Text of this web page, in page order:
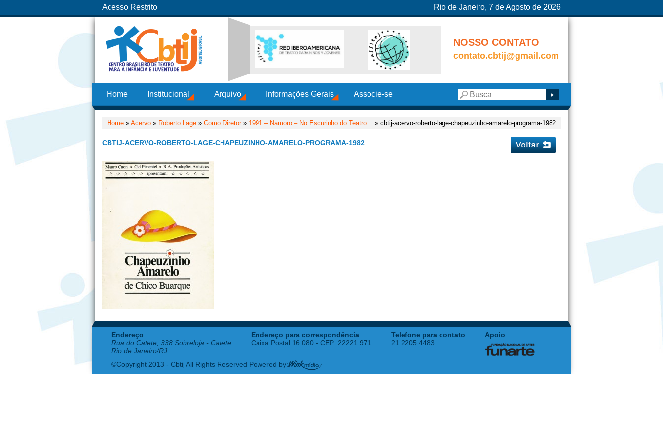
Acesso Restrito Rio de Janeiro, 7 de Agosto de 2026
NOSSO CONTATO
contato.cbtij@gmail.com
Home Institucional Arquivo Informações Gerais Associe-se
Home » Acervo » Roberto Lage » Como Diretor» 1991 – Namoro – No Escurinho do Teatro… » cbtij-acervo-roberto-lage-chapeuzinho-amarelo-programa-1982
CBTIJ-ACERVO-ROBERTO-LAGE-CHAPEUZINHO-AMARELO-PROGRAMA-1982
Endereço
Rua do Catete, 338 Sobreloja - Catete
Rio de Janeiro/RJ
Endereço para correspondência
Caixa Postal 16.080 - CEP: 22221.971
Telefone para contato
21 2205 4483
Apoio
©Copyright 2013 - Cbtij All Rights Reserved Powered by: